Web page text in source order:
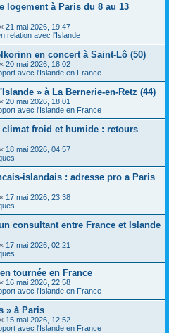
logement à Paris du 8 au 13
« 21 mai 2026, 19:47
relation avec l'Islande
en concert à Saint-Lô (50)
« 20 mai 2026, 18:02
avec l'Islande en France
» à La Bernerie-en-Retz (44)
« 20 mai 2026, 18:01
avec l'Islande en France
froid et humide : retours
« 18 mai 2026, 04:57
islandais : adresse pro a Paris
« 17 mai 2026, 23:38
consultant entre France et Islande
« 17 mai 2026, 02:21
tournée en France
« 16 mai 2026, 22:58
avec l'Islande en France
» à Paris
« 15 mai 2026, 12:52
avec l'Islande en France